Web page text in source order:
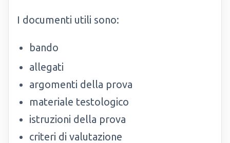
I documenti utili sono:
bando
allegati
argomenti della prova
materiale testologico
istruzioni della prova
criteri di valutazione